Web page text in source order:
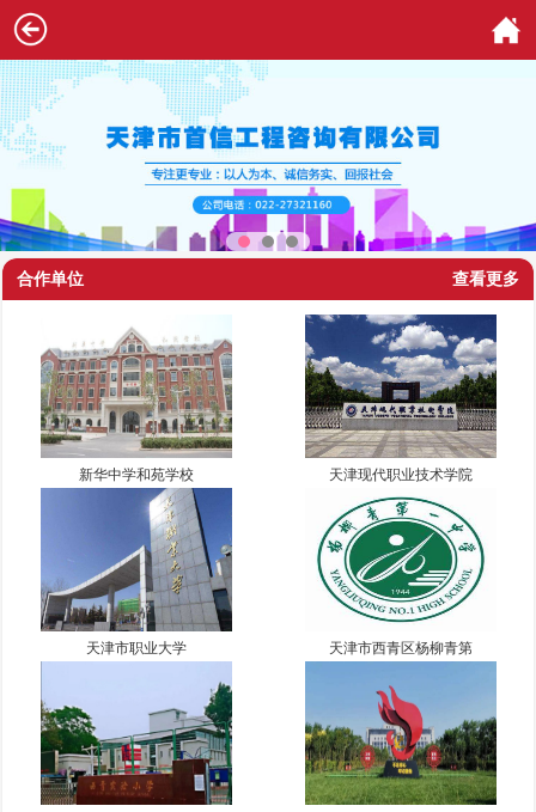
查看更多
合作单位
新华中学和苑学校 天津现代职业技术学院
天津市职业大学 天津市西青区杨柳青第